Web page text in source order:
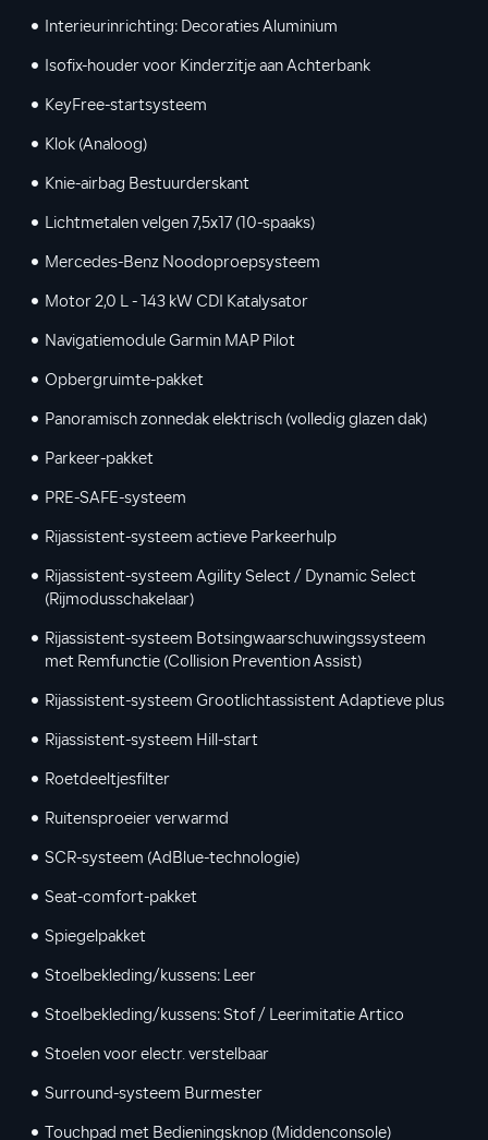
Interieurinrichting: Decoraties Aluminium
Isofix-houder voor Kinderzitje aan Achterbank
KeyFree-startsysteem
Klok (Analoog)
Knie-airbag Bestuurderskant
Lichtmetalen velgen 7,5x17 (10-spaaks)
Mercedes-Benz Noodoproepsysteem
Motor 2,0 L - 143 kW CDI Katalysator
Navigatiemodule Garmin MAP Pilot
Opbergruimte-pakket
Panoramisch zonnedak elektrisch (volledig glazen dak)
Parkeer-pakket
PRE-SAFE-systeem
Rijassistent-systeem actieve Parkeerhulp
Rijassistent-systeem Agility Select / Dynamic Select
(Rijmodusschakelaar)
Rijassistent-systeem Botsingwaarschuwingssysteem
met Remfunctie (Collision Prevention Assist)
Rijassistent-systeem Grootlichtassistent Adaptieve plus
Rijassistent-systeem Hill-start
Roetdeeltjesfilter
Ruitensproeier verwarmd
SCR-systeem (AdBlue-technologie)
Seat-comfort-pakket
Spiegelpakket
Stoelbekleding/kussens: Leer
Stoelbekleding/kussens: Stof / Leerimitatie Artico
Stoelen voor electr. verstelbaar
Surround-systeem Burmester
Touchpad met Bedieningsknop (Middenconsole)